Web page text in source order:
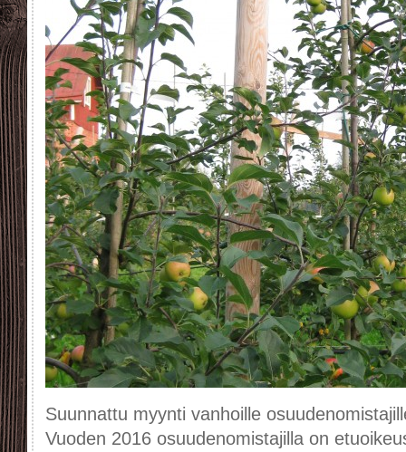
Suunnattu myynti vanhoille
Vuoden 2016 osuudenomistajilla on